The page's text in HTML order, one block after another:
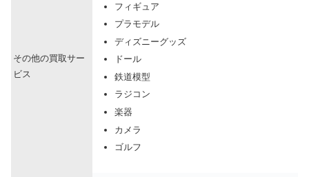
その他の買取サー
ビス
フィギュア
プラモデル
ディズニーグッズ
ドール
鉄道模型
ラジコン
楽器
カメラ
ゴルフ